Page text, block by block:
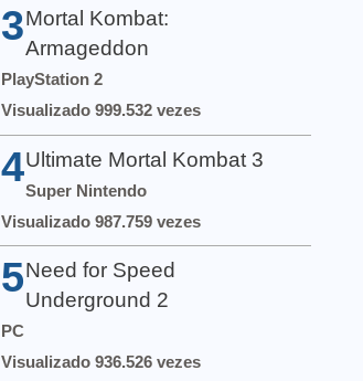
3 Mortal Kombat:
Armageddon
PlayStation 2
Visualizado 999.532 vezes
4 Ultimate Mortal Kombat 3
Super Nintendo
Visualizado 987.759 vezes
5 Need for Speed
Underground 2
PC
Visualizado 936.526 vezes